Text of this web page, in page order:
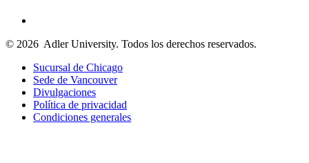
© 2026 Adler University. Todos los derechos reservados.
Sucursal de Chicago
Sede de Vancouver
Divulgaciones
Política de privacidad
Condiciones generales